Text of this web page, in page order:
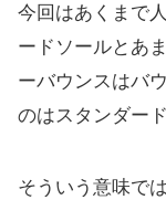
今回はあくまで
ードソールとあ
ーバウンスはバ
のはスタンダー
そういう意味で